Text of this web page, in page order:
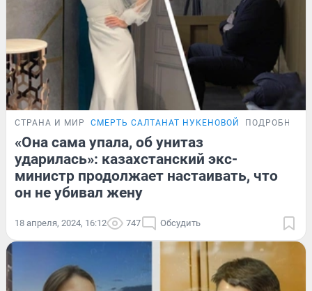
СТРАНА И МИР СМЕРТЬ САЛТАНАТ НУКЕНОВОЙ
«Она сама упала, об унитаз
ударилась»: казахстанский экс-
министр продолжает настаивать, что
он не убивал жену
18 апреля, 2024, 16:12 747 Обсудить